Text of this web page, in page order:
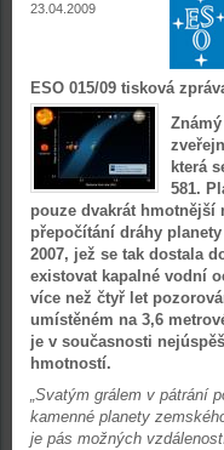
23.04.2009
ESO 015/09 tisková
která
581.
pouze dvakrát hmotnější
přepočítání dráhy
2007, jež se tak dostala
existovat kapalné vodní
více než čtyř let
umístěném na 3,6
je v současnosti
hmotností.
„Svatým grálem v pátrání
kamenné planety
je pás možných